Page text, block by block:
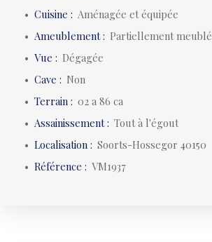
Cuisine : Aménagée et équipée
Ameublement: Partiellement meublé
Vue : Dégagée
Cave : Non
Terrain : 02 a 86 ca
Assainissement: Tout à l'égout
Localisation : Soorts-Hossegor 40150
Référence : VM1937